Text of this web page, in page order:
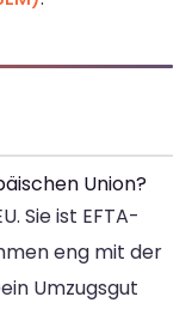
Union?
Sie ist EFTA-
eng mit der
Umzugsgut